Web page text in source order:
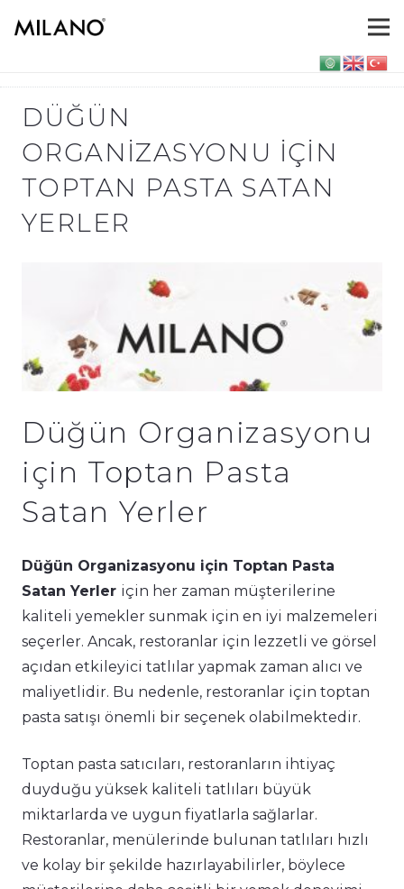
DÜĞÜN
ORGANIZASYONU IÇIN
TOPTAN PASTA SATAN
YERLER
Düğün Organizasyonu
için Toptan Pasta
Satan Yerler
Düğün Organizasyonu için Toptan Pasta
Satan Yerler için her zaman müşterilerine
kaliteli yemekler sunmak için en iyi malzemeleri
seçerler. Ancak, restoranlar için lezzetli ve görsel
açıdan etkileyici tatlılar yapmak zaman alıcı ve
maliyetlidir. Bu nedenle, restoranlar için toptan
pasta satışı önemli bir seçenek olabilmektedir.
Toptan pasta satıcıları, restoranların ihtiyaç
duyduğu yüksek kaliteli tatlıları büyük
miktarlarda ve uygun fiyatlarla sağlarlar.
Restoranlar, menülerinde bulunan tatlıları hızlı
ve kolay bir şekilde hazırlayabilirler, böylece